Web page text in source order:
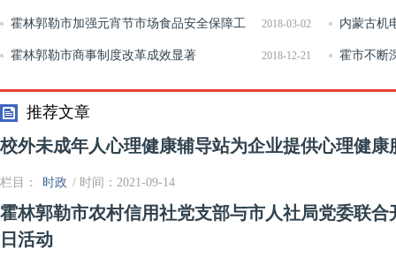
们用心保电
2018-03-02
霍林郭勒市加强元宵节市场食品安全保障工
作
内蒙古机
作提升计划
企业产教融
2018-12-21
霍林郭勒市商事制度改革成效显著 霍市不断
推荐文章
校外未成年人心理健康辅导站为企业提供心理健康
栏目： 时政 / 时间：2021-09-14
霍林郭勒市农村信用社党支部与市人社局党委联
日活动